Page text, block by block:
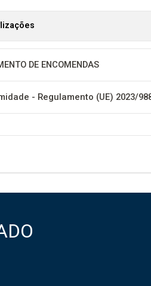
DE ENCOMENDAS
- Regulamento (UE) 2023/